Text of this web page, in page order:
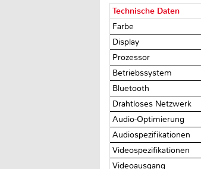
Technische Daten
Farbe
Display
Prozessor
Betriebssystem
Bluetooth
Drahtloses Netzwerk
Audio-Optimierung
Audiospezifikationen
Videospezifikationen
Videoausgang